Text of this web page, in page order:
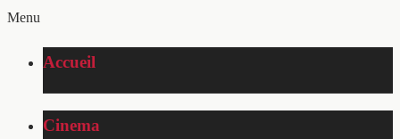
Menu
Accueil
Cinema